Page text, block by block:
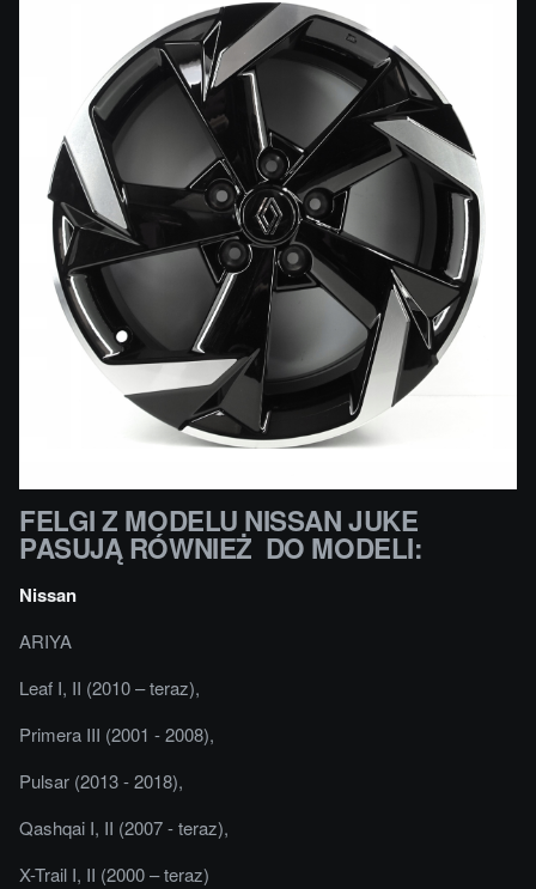
FELGI Z MODELU NISSAN JUKE
PASUJĄ RÓWNIEŻ DO MODELI:
Nissan
ARIYA
Leaf I, II (2010 – teraz),
Primera III (2001 - 2008),
Pulsar (2013 - 2018),
Qashqai I, II (2007 - teraz),
X-Trail I, II (2000 – teraz)